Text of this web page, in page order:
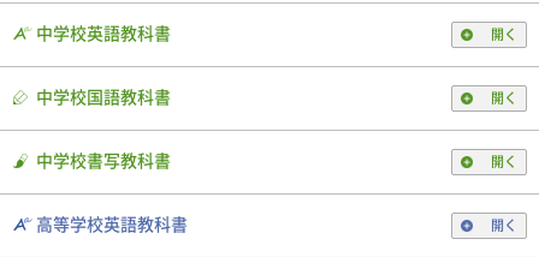
中学校英語教科書 開く
中学校国語教科書 開く
中学校書写教科書 開く
高等学校英語教科書 開く